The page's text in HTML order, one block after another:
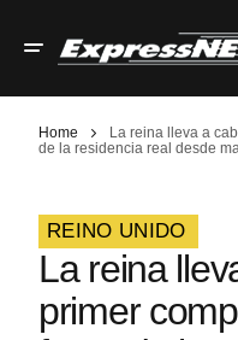
Home
La reina lleva a
de la residencia real desde
REINO UNIDO
La reina
primer